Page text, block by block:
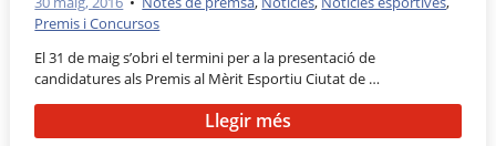
Premis i Concursos
El 31 de maig s’obri el termini per a la presentació de
candidatures als Premis al Mèrit Esportiu Ciutat de …
Llegir més